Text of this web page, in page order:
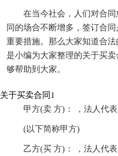
在当今社会，人们对合
同的场合不断增多，签订合
重要措施。那么大家知道合
是小编为大家整理的关于买
够帮助到大家。
关于买卖合同1
甲方(卖 方)： ，法人代表
(以下简称甲方)
乙方(买 方)： ，法人代表